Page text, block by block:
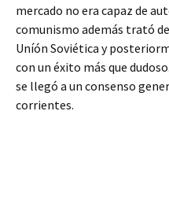
mercado no era capaz de
comunismo además trató
Uníón Soviética y
con un éxito más que
se llegó a un consenso
corrientes.